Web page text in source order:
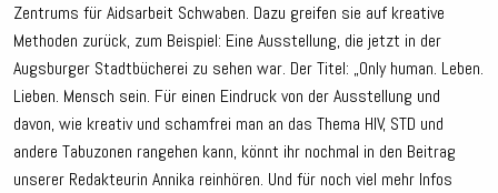
Zentrums für Aidsarbeit Schwaben. Dazu greifen sie auf kreative
Methoden zurück, zum Beispiel: Eine Ausstellung, die jetzt in der
Augsburger Stadtbücherei zu sehen war. Der Titel: „Only human. Leben.
Lieben. Mensch sein. Für einen Eindruck von der Ausstellung und
davon, wie kreativ und schamfrei man an das Thema HIV, STD und
andere Tabuzonen rangehen kann, könnt ihr nochmal in den Beitrag
unserer Redakteurin Annika reinhören. Und für noch viel mehr Infos